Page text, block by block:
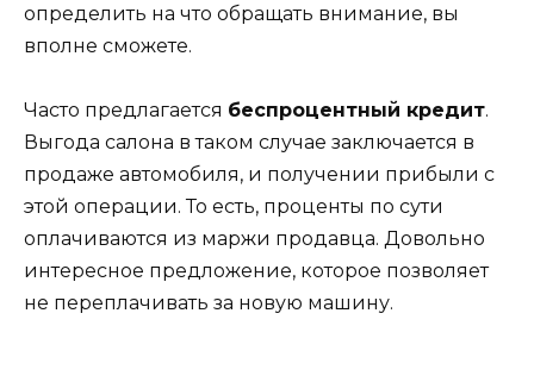
определить на что обращать внимание, вы
вполне сможете.
Часто предлагается беспроцентный кредит.
Выгода салона в таком случае заключается в
продаже автомобиля, и получении прибыли с
этой операции. То есть, проценты по сути
оплачиваются из маржи продавца. Довольно
интересное предложение, которое позволяет
не переплачивать за новую машину.